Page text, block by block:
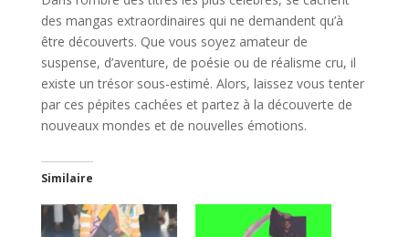
des mangas extraordinaires qui ne demandent qu’à
être découverts. Que vous soyez amateur de
suspense, d’aventure, de poésie ou de réalisme cru, il
existe un trésor sous-estimé. Alors, laissez vous tenter
par ces pépites cachées et partez à la découverte de
nouveaux mondes et de nouvelles émotions.
Similaire